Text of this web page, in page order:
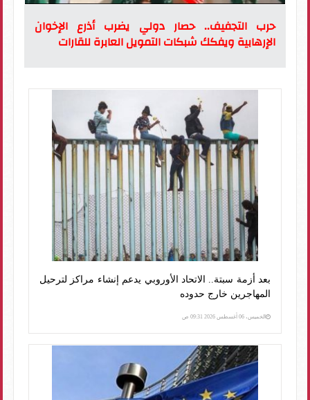
حرب التجفيف.. حصار دولي يضرب أذرع الإخوان
الإرهابية ويفكك شبكات التمويل العابرة للقارات
بعد أزمة سبتة.. الاتحاد الأوروبي يدعم إنشاء مراكز لترحيل
المهاجرين خارج حدوده
الخميس، 06 أغسطس 2026 09:31 ص